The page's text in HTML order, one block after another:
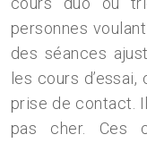
personnes
des séances
les cours
prise de contact.
pas cher. Ces